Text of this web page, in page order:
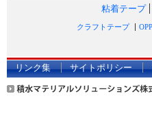
粘着テープ
クラフトテープ
リンク集 サイトポリシー